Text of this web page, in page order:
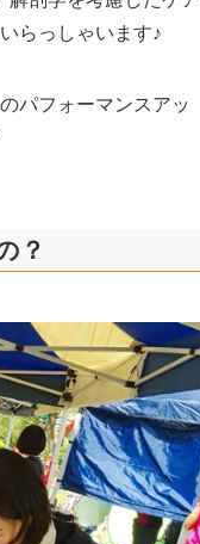
らっしゃいます♪
パフォーマンスアッ
？